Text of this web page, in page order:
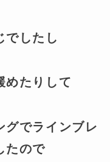
でしたし
めたりして
グでラインブレ
たので